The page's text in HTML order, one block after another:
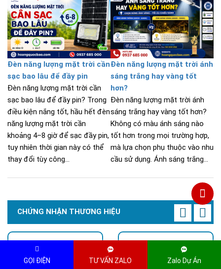
Đèn năng lượng mặt trời cần
sạc bao lâu để đầy pin
Đèn năng lượng mặt trời cần
sạc bao lâu để đầy pin? Trong
điều kiện nắng tốt, hầu hết đèn
năng lượng mặt trời cần
khoảng 4–8 giờ để sạc đầy pin,
tuy nhiên thời gian này có thể
thay đổi tùy công...
Đèn năng lượng mặt trời ánh
sáng trắng hay vàng tốt
hơn?
Đèn năng lượng mặt trời ánh
sáng trắng hay vàng tốt hơn?
Không có màu ánh sáng nào
tốt hơn trong mọi trường hợp,
mà lựa chọn phụ thuộc vào nhu
cầu sử dụng. Ánh sáng trắng...
CHỨNG NHẬN THƯƠNG HIỆU
GỌI ĐIỆN TƯ VẤN ZALO Zalo Dự Án